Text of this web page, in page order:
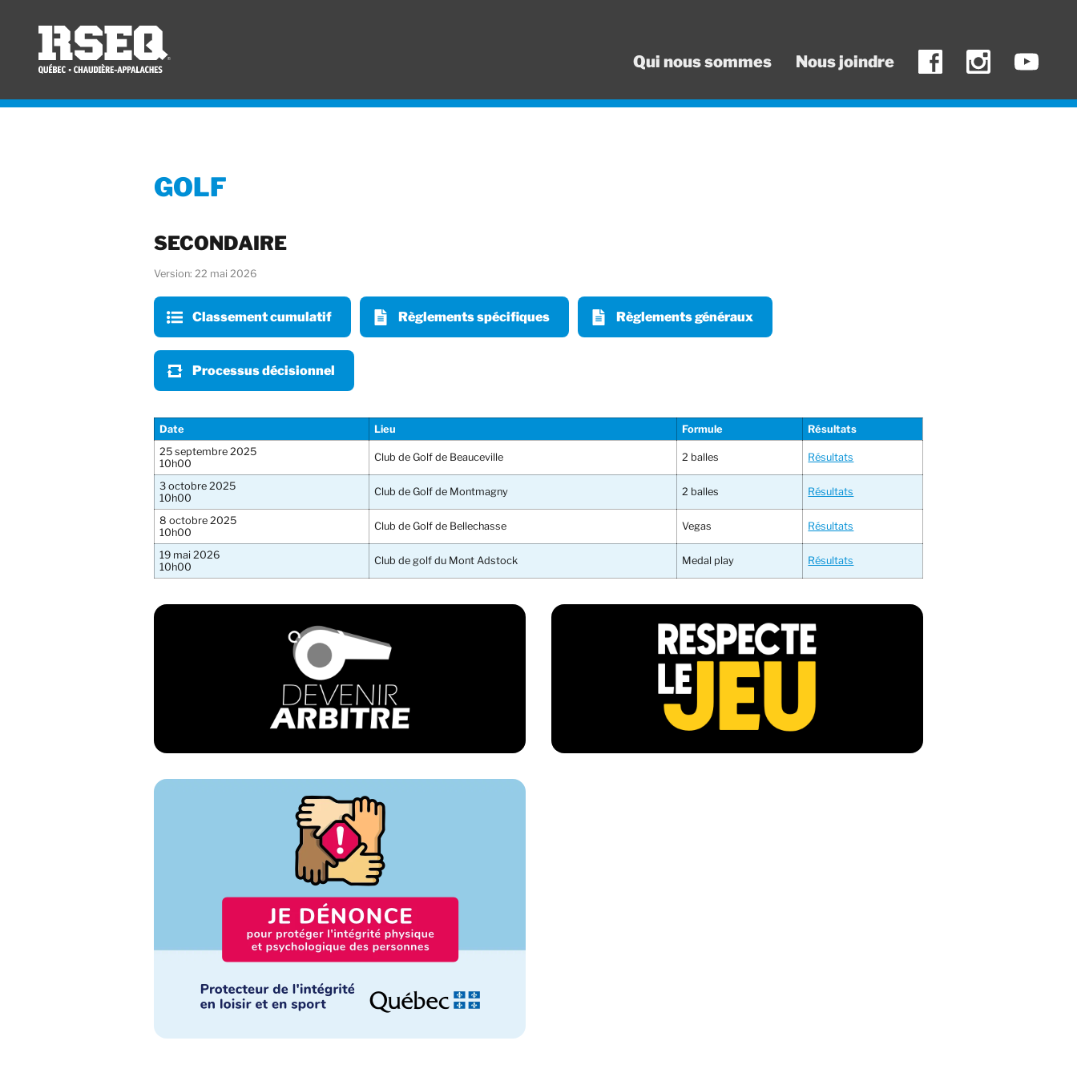
Qui nous sommes Nous joindre
GOLF
SECONDAIRE
Version: 22 mai 2026
Classement cumulatif Règlements spécifiques Règlements généraux
Processus décisionnel
Date Lieu Formule
Résultats
25 septembre 2025
10h00
Club de Golf de Beauceville 2 balles Résultats
3 octobre 2025
10h00
Club de Golf de Montmagny 2 balles Résultats
8 octobre 2025
10h00
Club de Golf de Bellechasse Vegas Résultats
19 mai 2026
10h00
Club de golf du Mont Adstock Medal play Résultats